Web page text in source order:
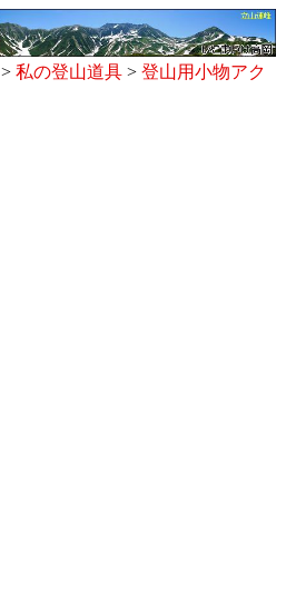
> 私の登山道具 > 登山用小物アク